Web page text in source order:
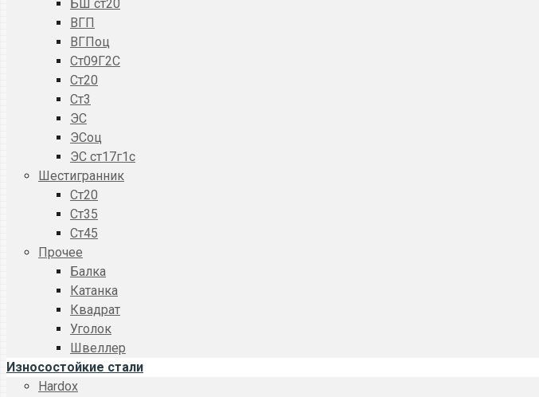
БШ ст20
ВГП
ВГПоц
Ст09Г2С
Ст20
Ст3
ЭС
ЭСоц
ЭС ст17г1с
Шестигранник
Ст20
Ст35
Ст45
Прочее
Балка
Катанка
Квадрат
Уголок
Швеллер
Износостойкие стали
Hardox